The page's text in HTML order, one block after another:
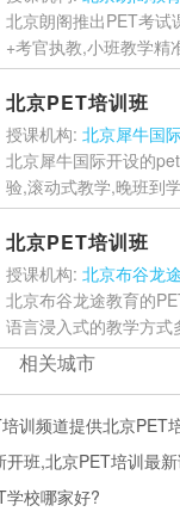
北京朗阁推出PET考试
+考官执教,小班教学精
能力,签约效果,助力3-7
关剑桥英语考试...[详情]
北京PET培训班
授课机构: 北京犀牛国
北京犀牛国际开设的
验,滚动式教学,晚班到
资,小班授课,开班时间
课时,小语种课程详情点
学,pet...[详情]
北京PET培训班
授课机构: 北京布谷龙
北京布谷龙途教育的
语言浸入式的教学方式
的实践能力,深谙英语
设计,以较高学习效率
相关城市
训频道提供北京PET
班,北京PET培训最
学校哪家好?